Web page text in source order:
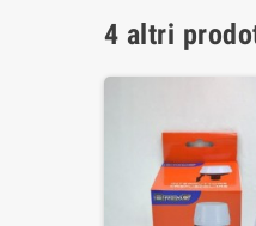
4 altri